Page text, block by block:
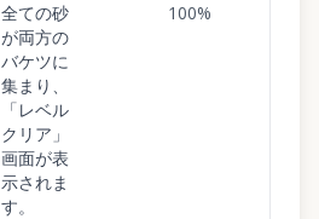
全ての砂
が両方の
バケツに
集まり、
「レベル
クリア」
画面が表
示されま
す。
100%